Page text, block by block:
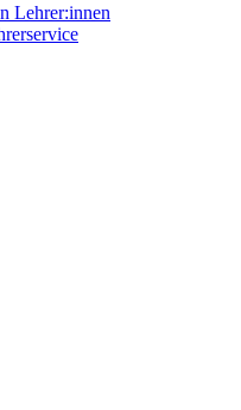
Lehrer:innen